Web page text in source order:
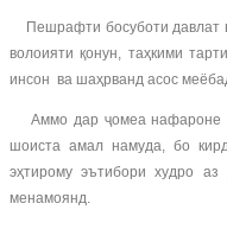
Пешрафти босуботи давлат
волоияти қонун, таҳкими
инсон ва шаҳрванд асос
Аммо дар ҷомеа нафароне
шоиста амал намуда, бо
эҳтирому эътибори худро
менамоянд.